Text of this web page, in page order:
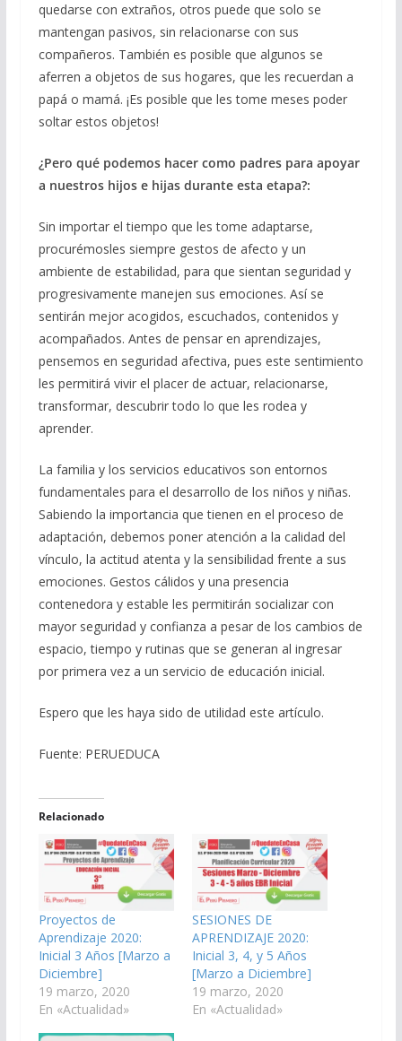
quedarse con extraños, otros puede que solo se
mantengan pasivos, sin relacionarse con sus
compañeros. También es posible que algunos se
aferren a objetos de sus hogares, que les recuerdan a
papá o mamá. ¡Es posible que les tome meses poder
soltar estos objetos!
¿Pero qué podemos hacer como padres para apoyar
a nuestros hijos e hijas durante esta etapa?:
Sin importar el tiempo que les tome adaptarse,
procurémosles siempre gestos de afecto y un
ambiente de estabilidad, para que sientan seguridad y
progresivamente manejen sus emociones. Así se
sentirán mejor acogidos, escuchados, contenidos y
acompañados. Antes de pensar en aprendizajes,
pensemos en seguridad afectiva, pues este sentimiento
les permitirá vivir el placer de actuar, relacionarse,
transformar, descubrir todo lo que les rodea y
aprender.
La familia y los servicios educativos son entornos
fundamentales para el desarrollo de los niños y niñas.
Sabiendo la importancia que tienen en el proceso de
adaptación, debemos poner atención a la calidad del
vínculo, la actitud atenta y la sensibilidad frente a sus
emociones. Gestos cálidos y una presencia
contenedora y estable les permitirán socializar con
mayor seguridad y confianza a pesar de los cambios de
espacio, tiempo y rutinas que se generan al ingresar
por primera vez a un servicio de educación inicial.
Espero que les haya sido de utilidad este artículo.
Fuente: PERUEDUCA
Relacionado
Proyectos de
Aprendizaje 2020:
Inicial 3 Años [Marzo a
Diciembre]
19 marzo, 2020
En «Actualidad»
SESIONES DE
APRENDIZAJE 2020:
Inicial 3, 4, y 5 Años
[Marzo a Diciembre]
19 marzo, 2020
En «Actualidad»